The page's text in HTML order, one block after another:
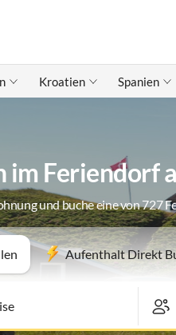
Kroatien Spanien
im Feriendorf
und buche eine von 727
Aufenthalt Direkt